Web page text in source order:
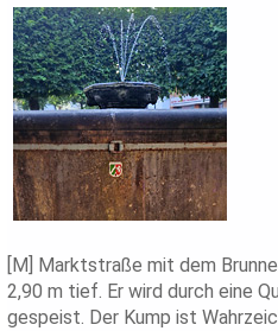
[M] Marktstraße mit dem
2,90 m tief. Er wird durch eine
gespeist. Der Kump ist